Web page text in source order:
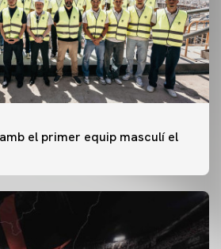
el primer equip masculí el